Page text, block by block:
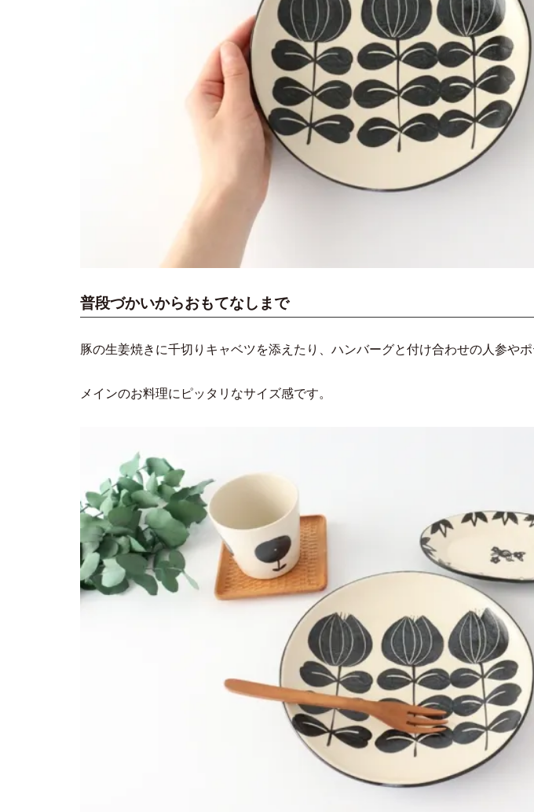
普段づかいからおもてなしまで
豚の生姜焼きに千切りキャベツを添えたり、ハンバーグと付け合わせの人参やポ
メインのお料理にピッタリなサイズ感です。